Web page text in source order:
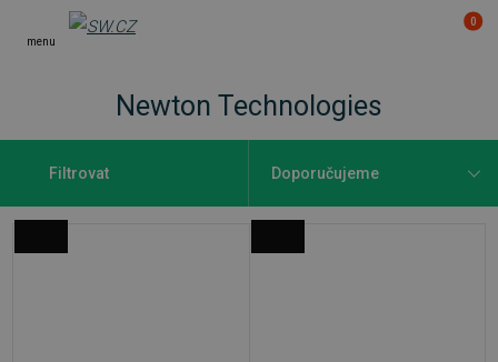
menu
0
Newton Technologies
Filtrovat